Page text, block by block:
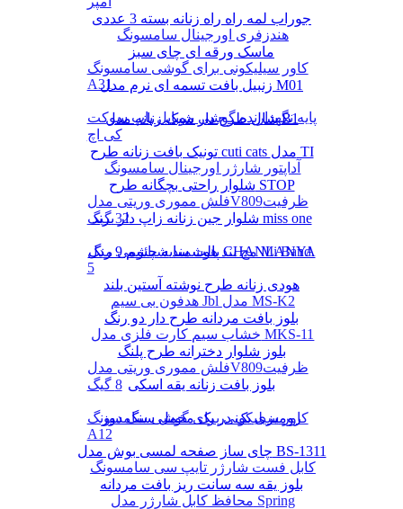
هندزفری اورجینال سامسونگ
کاور سیلیکونی برای گوشی سامسونگ
A31
پایه نگهدارنده گوشی موبایل پاپ سوکت
کی اچ
آداپتور شارژر اورجینال سامسونگ
فلش مموری وریتی مدلV809ظرفیت
32 گیگ
مچ بند هوشمند شیائومی مدل Mi Band
5
هدفون بی سیم Jbl مدل MS-K2
خشاب سیم کارت فلزی مدل MKS-11
فلش مموری وریتی مدلV809ظرفیت
8 گیگ
کاور سیلیکونی برای گوشی سامسونگ
A12
کابل فست شارژر تایپ سی سامسونگ
محافظ کابل شارژر مدل Spring
جوراب لمه راه راه زنانه بسته 3 عددی
ماسک ورقه ای چای سبز
زنبیل بافت تسمه ای نرم مدل M01
شال طرح دار شیک زنانه مدل B1
تونیک بافت زنانه طرح cuti cats مدل TI
شلوار راحتی بچگانه طرح STOP
شلوار جین زنانه زاپ دار برند miss one
پالت سایه چشم 9 رنگ CHANLANYA
هودی زنانه طرح نوشته آستین بلند
بلوز بافت مردانه طرح دار دو رنگ
بلوز شلوار دخترانه طرح پلنگ
بلوز بافت زنانه یقه اسکی
رومیزی یک در یک مخمل سنگ دوز
چای ساز صفحه لمسی بوش مدل BS-1311
بلوز یقه سه سانت ریز بافت مردانه